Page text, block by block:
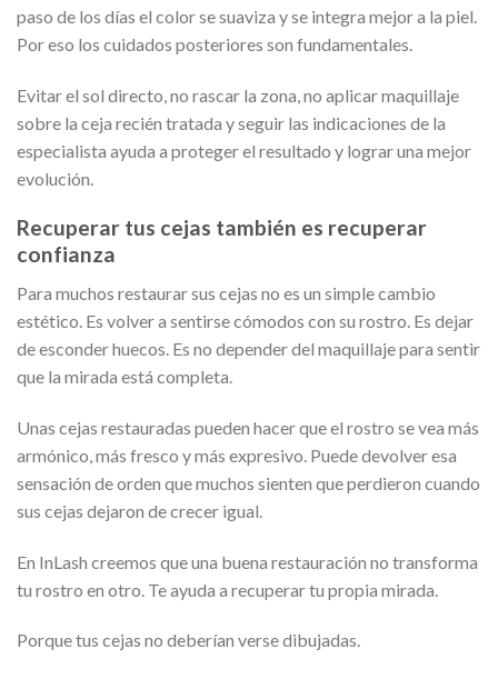
paso de los días el color se suaviza y se integra mejor a la piel.
Por eso los cuidados posteriores son fundamentales.
Evitar el sol directo, no rascar la zona, no aplicar maquillaje
sobre la ceja recién tratada y seguir las indicaciones de la
especialista ayuda a proteger el resultado y lograr una mejor
evolución.
Recuperar tus cejas también es recuperar
confianza
Para muchos restaurar sus cejas no es un simple cambio
estético. Es volver a sentirse cómodos con su rostro. Es dejar
de esconder huecos. Es no depender del maquillaje para sentir
que la mirada está completa.
Unas cejas restauradas pueden hacer que el rostro se vea más
armónico, más fresco y más expresivo. Puede devolver esa
sensación de orden que muchos sienten que perdieron cuando
sus cejas dejaron de crecer igual.
En InLash creemos que una buena restauración no transforma
tu rostro en otro. Te ayuda a recuperar tu propia mirada.
Porque tus cejas no deberían verse dibujadas.